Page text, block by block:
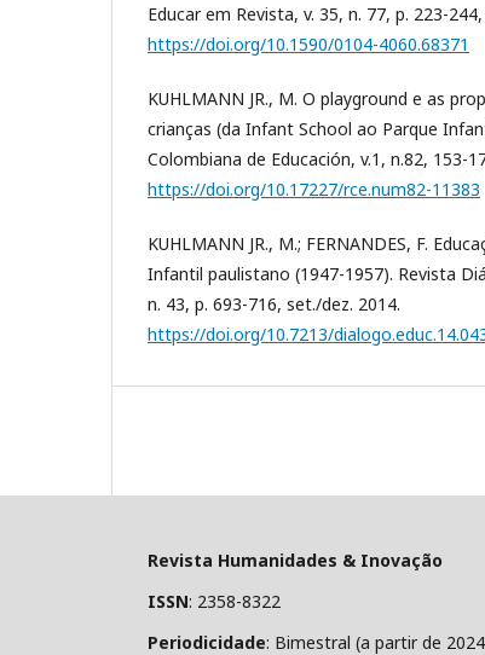
Educar em Revista, v. 35, n. 77, p. 223-
https://doi.org/10.1590/0104-4060.68371
KUHLMANN JR., M. O playground e as
crianças (da Infant School ao Parque
Colombiana de Educación, v.1, n.82, 153-
https://doi.org/10.17227/rce.num82-11383
KUHLMANN JR., M.; FERNANDES, F.
Infantil paulistano (1947-1957). Revista
n. 43, p. 693-716, set./dez. 2014.
https://doi.org/10.7213/
Revista Humanidades & Inovação
ISSN: 2358-8322
Periodicidade: Bimestral (a partir de